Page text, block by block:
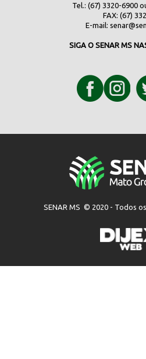
Tel.: (67) 3320-6900
FAX: (67)
E-mail:
SIGA O SENAR MS
SENAR MS © 2020 - Todos